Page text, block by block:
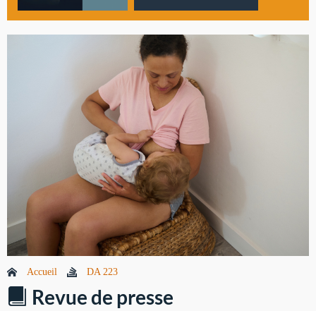
Accueil DA 223
Revue de presse